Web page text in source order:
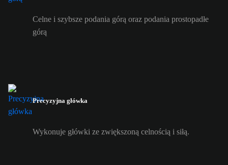
Celne i szybsze podania górą oraz podania prostopadłe
górą
Precyzyjna główka
Wykonuje główki ze zwiększoną celnością i siłą.